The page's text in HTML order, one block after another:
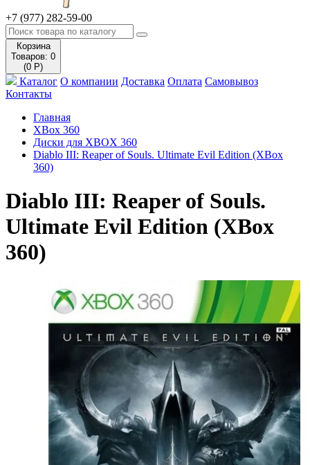
+7 (977) 282-59-00
Корзина
Товаров: 0
(0 Р)
Каталог О компании Доставка Оплата Самовывоз
Контакты
Главная
XBox 360
Диски для XBOX 360
Diablo III: Reaper of Souls. Ultimate Evil Edition (XBox
360)
Diablo III: Reaper of Souls.
Ultimate Evil Edition (XBox
360)